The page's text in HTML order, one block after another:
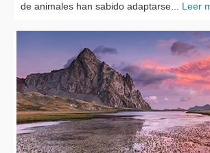
de animales han sabido adaptarse... Leer